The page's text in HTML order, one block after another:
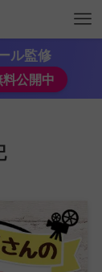
ル監修
公開中